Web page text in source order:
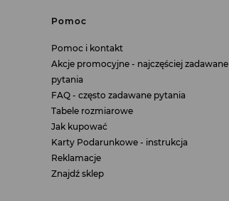
Pomoc
Pomoc i kontakt
Akcje promocyjne - najczęściej zadawane
pytania
FAQ - często zadawane pytania
Tabele rozmiarowe
Jak kupować
Karty Podarunkowe - instrukcja
Reklamacje
Znajdź sklep